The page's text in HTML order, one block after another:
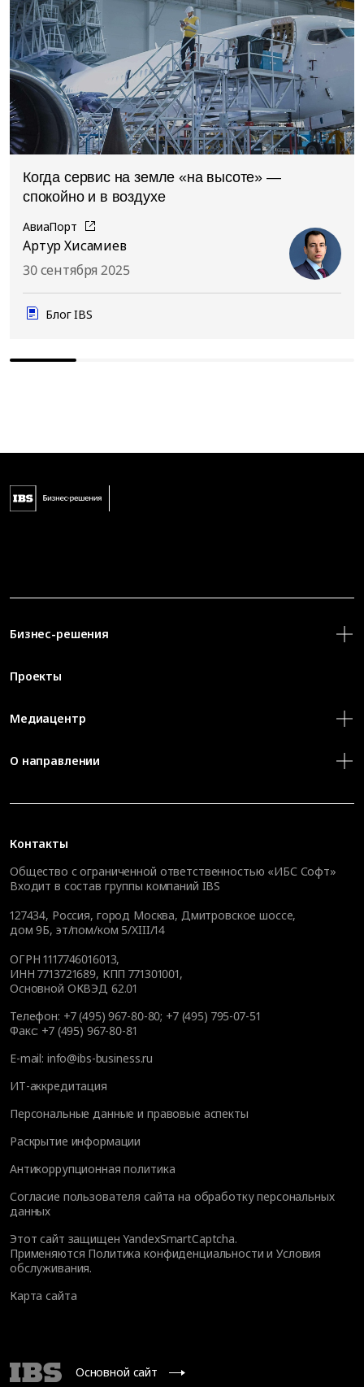
Когда сервис на земле «на высоте» —
спокойно и в воздухе
АвиаПорт
Артур Хисамиев
30 сентября 2025
Блог IBS
Контакты
Общество с ограниченной ответственностью «ИБС Софт»
Входит в состав группы компаний IBS
127434, Россия, город Москва, Дмитровское шоссе,
дом 9Б, эт/пом/ком 5/XIII/14
ОГРН 1117746016013,
ИНН 7713721689, КПП 771301001,
Основной ОКВЭД 62.01
Телефон: +7 (495) 967-80-80; +7 (495) 795-07-51
Факс: +7 (495) 967-80-81
E-mail: info@ibs-business.ru
ИТ-аккредитация
Персональные данные и правовые аспекты
Раскрытие информации
Антикоррупционная политика
Согласие пользователя сайта на обработку персональных
данных
Этот сайт защищен YandexSmartCaptcha.
Применяются Политика конфиденциальности иУсловия
обслуживания.
Карта сайта
Бизнес-решения
Проекты
Медиацентр
О направлении
Основной сайт